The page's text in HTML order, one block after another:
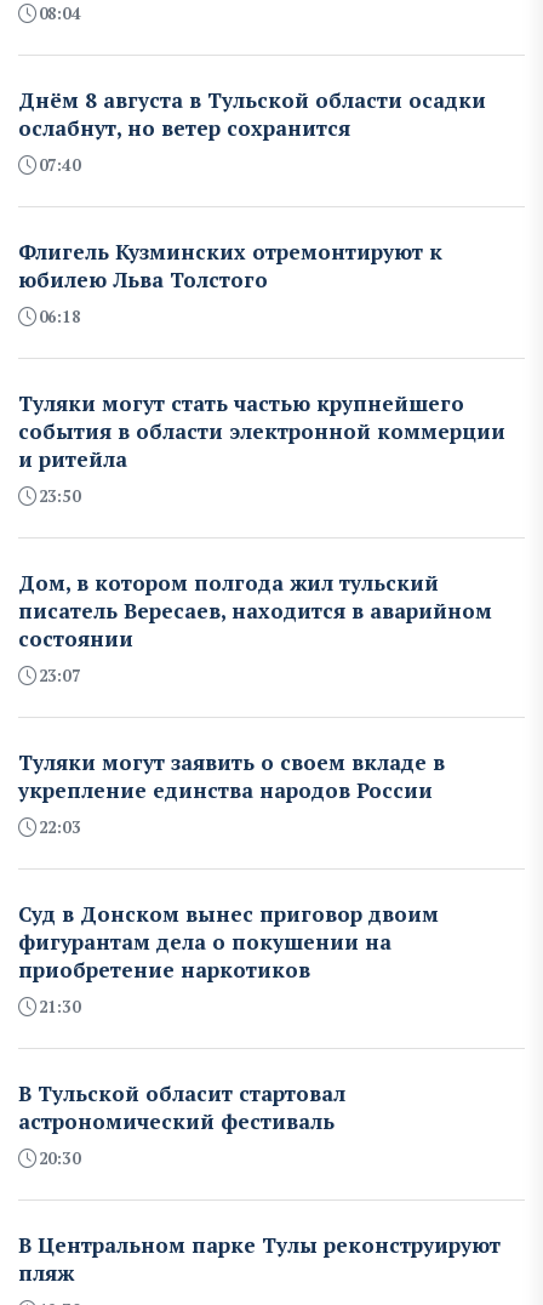
08:04
Днём 8 августа в Тульской области осадки
ослабнут, но ветер сохранится
07:40
Флигель Кузминских отремонтируют к
юбилею Льва Толстого
06:18
Туляки могут стать частью крупнейшего
события в области электронной коммерции
и ритейла
23:50
Дом, в котором полгода жил тульский
писатель Вересаев, находится в аварийном
состоянии
23:07
Туляки могут заявить о своем вкладе в
укрепление единства народов России
22:03
Суд в Донском вынес приговор двоим
фигурантам дела о покушении на
приобретение наркотиков
21:30
В Тульской обласит стартовал
астрономический фестиваль
20:30
В Центральном парке Тулы реконструируют
пляж